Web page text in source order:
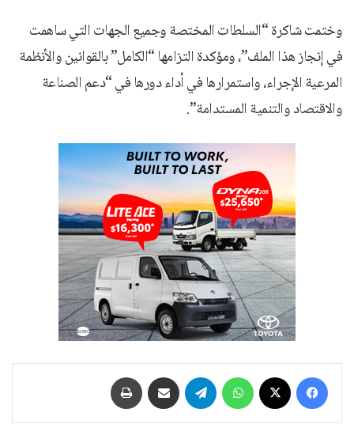
وختمت شاكرة “السلطات المختصة وجميع الجهات التي ساهمت
في إنجاز هذا الملف”، ومؤكدة التزامها “الكامل” بالقوانين والأنظمة
المرعية الإجراء، واستمرارها في أداء دورها في “دعم الصناعة
والاقتصاد والتنمية المستدامة”.
فيسبوك واتساب تيلقرام مشاركة عبر البريد